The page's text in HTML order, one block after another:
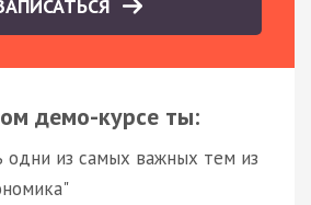
демо-курсе ты:
одни из самых важных тем из